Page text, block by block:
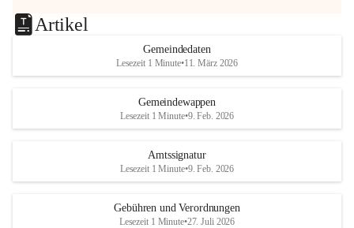
Artikel
Gemeindedaten
Lesezeit 1 Minute•11. März 2026
Gemeindewappen
Lesezeit 1 Minute•9. Feb. 2026
Amtssignatur
Lesezeit 1 Minute•9. Feb. 2026
Gebühren und Verordnungen
Lesezeit 1 Minute•27. Juli 2026